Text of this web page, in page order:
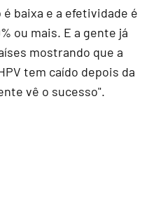
baixa e a efetividade é
ou mais. E a gente já
mostrando que a
tem caído depois da
vê o sucesso".